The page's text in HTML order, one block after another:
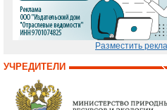
Разместить
УЧРЕДИТЕЛИ